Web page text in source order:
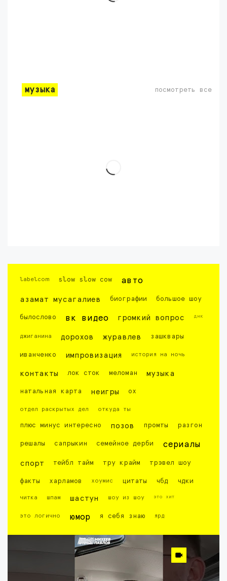
музыка посмотреть все
labelcom slow slow cow авто
азамат мусагалиев биографии большое шоу
былослово вк видео громкий вопрос днк
джиганина дорохов журавлев зашквары
иванченко импровизация история на ночь
контакты лок сток меломан музыка
натальная карта неигры ох
отдел раскрытых дел откуда ты
плюс минус интересно позов промты разгон
решалы сапрыкин семейное дерби сериалы
спорт тейбл тайм тру крайм трэвел шоу
факты харламов хоумис цитаты чбд чдки
читка шпам шастун шоу из шоу это хит
это логично юмор я себя знаю ярд